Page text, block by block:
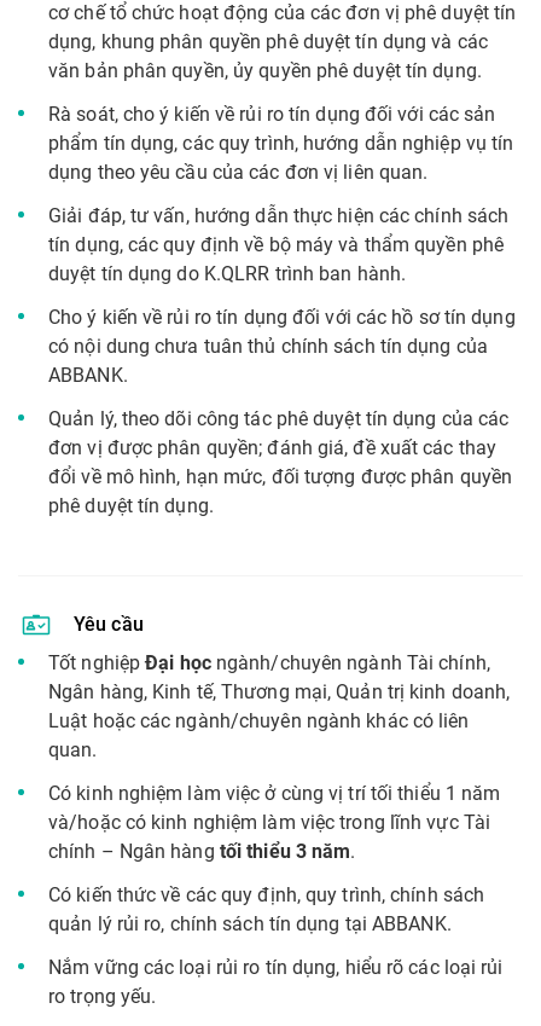
cơ chế tổ chức hoạt động của các đơn vị phê duyệt tín
dụng, khung phân quyền phê duyệt tín dụng và các
văn bản phân quyền, ủy quyền phê duyệt tín dụng.
Rà soát, cho ý kiến về rủi ro tín dụng đối với các sản
phẩm tín dụng, các quy trình, hướng dẫn nghiệp vụ tín
dụng theo yêu cầu của các đơn vị liên quan.
Giải đáp, tư vấn, hướng dẫn thực hiện các chính sách
tín dụng, các quy định về bộ máy và thẩm quyền phê
duyệt tín dụng do K.QLRR trình ban hành.
Cho ý kiến về rủi ro tín dụng đối với các hồ sơ tín dụng
có nội dung chưa tuân thủ chính sách tín dụng của
ABBANK.
Quản lý, theo dõi công tác phê duyệt tín dụng của các
đơn vị được phân quyền; đánh giá, đề xuất các thay
đổi về mô hình, hạn mức, đối tượng được phân quyền
phê duyệt tín dụng.
Yêu cầu
Tốt nghiệpĐại họcngành/chuyên ngành Tài chính,
Ngân hàng, Kinh tế, Thương mại, Quản trị kinh doanh,
Luật hoặc các ngành/chuyên ngành khác có liên
quan.
Có kinh nghiệm làm việc ở cùng vị trí tối thiểu 1 năm
và/hoặc có kinh nghiệm làm việc trong lĩnh vực Tài
chính – Ngân hàng tối thiểu 3 năm.
Có kiến thức về các quy định, quy trình, chính sách
quản lý rủi ro, chính sách tín dụng tại ABBANK.
Nắm vững các loại rủi ro tín dụng, hiểu rõ các loại rủi
ro trọng yếu.